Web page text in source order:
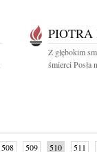
Z głębokim
śmierci Posła
508 509 510 511